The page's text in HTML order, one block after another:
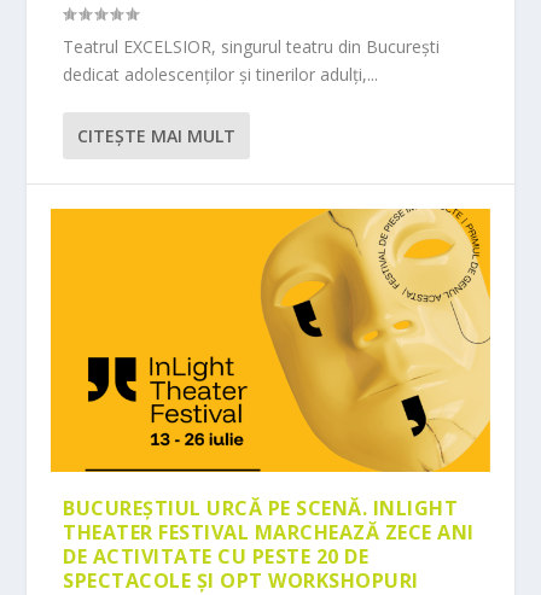
Teatrul EXCELSIOR, singurul teatru din București
dedicat adolescenților și tinerilor adulți,...
CITEŞTE MAI MULT
BUCUREȘTIUL URCĂ PE SCENĂ. INLIGHT
THEATER FESTIVAL MARCHEAZĂ ZECE ANI
DE ACTIVITATE CU PESTE 20 DE
SPECTACOLE ȘI OPT WORKSHOPURI